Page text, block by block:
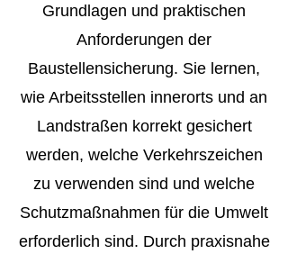
Grundlagen und praktischen
Anforderungen der
Baustellensicherung. Sie lernen,
wie Arbeitsstellen innerorts und an
Landstraßen korrekt gesichert
werden, welche Verkehrszeichen
zu verwenden sind und welche
Schutzmaßnahmen für die Umwelt
erforderlich sind. Durch praxisnahe